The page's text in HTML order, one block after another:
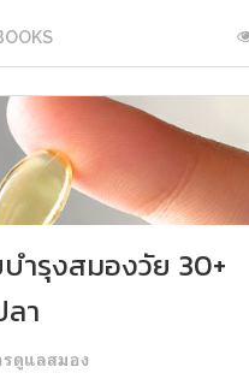
ำรุงสมองวัย 30+
า
ดูแลสมอง